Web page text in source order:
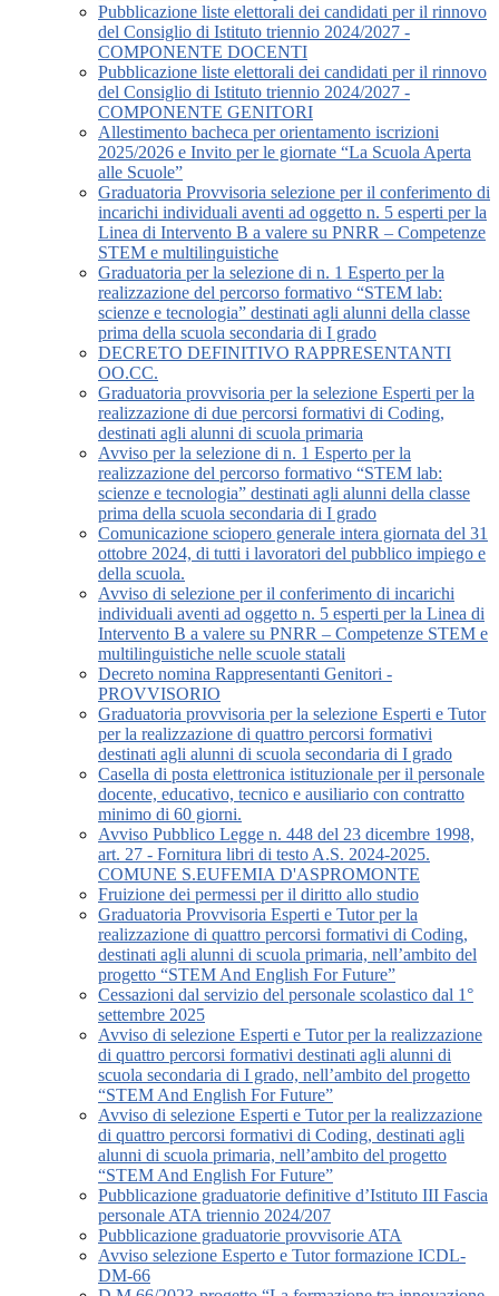
Pubblicazione liste elettorali dei candidati per il rinnovo
del Consiglio di Istituto triennio 2024/2027 -
COMPONENTE DOCENTI
Pubblicazione liste elettorali dei candidati per il rinnovo
del Consiglio di Istituto triennio 2024/2027 -
COMPONENTE GENITORI
Allestimento bacheca per orientamento iscrizioni
2025/2026 e Invito per le giornate “La Scuola Aperta
alle Scuole”
Graduatoria Provvisoria selezione per il conferimento di
incarichi individuali aventi ad oggetto n. 5 esperti per la
Linea di Intervento B a valere su PNRR – Competenze
STEM e multilinguistiche
Graduatoria per la selezione di n. 1 Esperto per la
realizzazione del percorso formativo “STEM lab:
scienze e tecnologia” destinati agli alunni della classe
prima della scuola secondaria di I grado
DECRETO DEFINITIVO RAPPRESENTANTI
OO.CC.
Graduatoria provvisoria per la selezione Esperti per la
realizzazione di due percorsi formativi di Coding,
destinati agli alunni di scuola primaria
Avviso per la selezione di n. 1 Esperto per la
realizzazione del percorso formativo “STEM lab:
scienze e tecnologia” destinati agli alunni della classe
prima della scuola secondaria di I grado
Comunicazione sciopero generale intera giornata del 31
ottobre 2024, di tutti i lavoratori del pubblico impiego e
della scuola.
Avviso di selezione per il conferimento di incarichi
individuali aventi ad oggetto n. 5 esperti per la Linea di
Intervento B a valere su PNRR – Competenze STEM e
multilinguistiche nelle scuole statali
Decreto nomina Rappresentanti Genitori -
PROVVISORIO
Graduatoria provvisoria per la selezione Esperti e Tutor
per la realizzazione di quattro percorsi formativi
destinati agli alunni di scuola secondaria di I grado
Casella di posta elettronica istituzionale per il personale
docente, educativo, tecnico e ausiliario con contratto
minimo di 60 giorni.
Avviso Pubblico Legge n. 448 del 23 dicembre 1998,
art. 27 - Fornitura libri di testo A.S. 2024-2025.
COMUNE S.EUFEMIA D'ASPROMONTE
Fruizione dei permessi per il diritto allo studio
Graduatoria Provvisoria Esperti e Tutor per la
realizzazione di quattro percorsi formativi di Coding,
destinati agli alunni di scuola primaria, nell’ambito del
progetto “STEM And English For Future”
Cessazioni dal servizio del personale scolastico dal 1°
settembre 2025
Avviso di selezione Esperti e Tutor per la realizzazione
di quattro percorsi formativi destinati agli alunni di
scuola secondaria di I grado, nell’ambito del progetto
“STEM And English For Future”
Avviso di selezione Esperti e Tutor per la realizzazione
di quattro percorsi formativi di Coding, destinati agli
alunni di scuola primaria, nell’ambito del progetto
“STEM And English For Future”
Pubblicazione graduatorie definitive d’Istituto III Fascia
personale ATA triennio 2024/207
Pubblicazione graduatorie provvisorie ATA
Avviso selezione Esperto e Tutor formazione ICDL-
DM-66